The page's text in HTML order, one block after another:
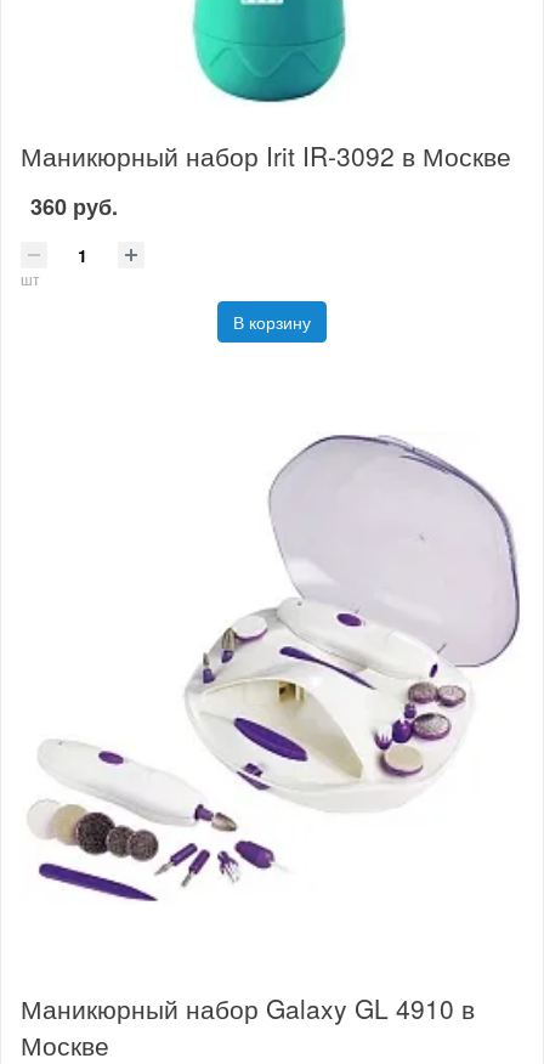
Маникюрный набор Irit IR-3092 в Москве
360 руб.
шт
В корзину
Маникюрный набор Galaxy GL 4910 в
Москве